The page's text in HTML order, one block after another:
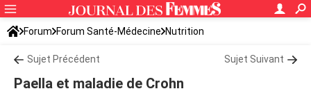
Forum Forum Santé-Médecine Nutrition
Sujet Précédent Sujet Suivant
Paella et maladie de Crohn